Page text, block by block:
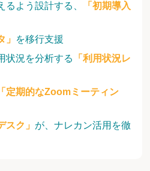
るよう設計する、
「初期導入
を移行支援
状況を分析する
「利用状況レ
「定期的なZoomミーティン
スク」 が、ナレカン活用を徹